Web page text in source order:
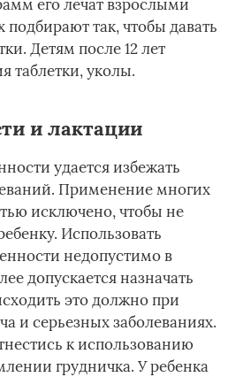
его лечат взрослыми
так, чтобы давать
Детям после 12 лет
таблетки, уколы.
и лактации
удается избежать
Применение многих
исключено, чтобы не
Использовать
недопустимо в
допускается назначать
это должно при
и серьезных заболеваниях.
к использованию
грудничка. У ребенка